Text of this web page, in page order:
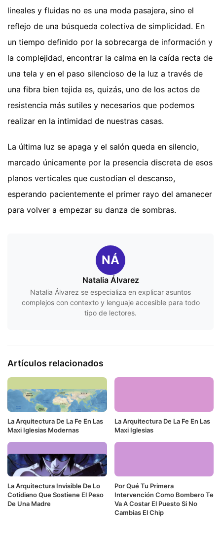
lineales y fluidas no es una moda pasajera, sino el
reflejo de una búsqueda colectiva de simplicidad. En
un tiempo definido por la sobrecarga de información y
la complejidad, encontrar la calma en la caída recta de
una tela y en el paso silencioso de la luz a través de
una fibra bien tejida es, quizás, uno de los actos de
resistencia más sutiles y necesarios que podemos
realizar en la intimidad de nuestras casas.
La última luz se apaga y el salón queda en silencio,
marcado únicamente por la presencia discreta de esos
planos verticales que custodian el descanso,
esperando pacientemente el primer rayo del amanecer
para volver a empezar su danza de sombras.
NÁ
Natalia Álvarez
Natalia Álvarez se especializa en explicar asuntos
complejos con contexto y lenguaje accesible para todo
tipo de lectores.
Artículos relacionados
La Arquitectura De La Fe En Las
Maxi Iglesias Modernas
La Arquitectura De La Fe En Las
Maxi Iglesias
La Arquitectura Invisible De Lo
Cotidiano Que Sostiene El Peso
De Una Madre
Por Qué Tu Primera
Intervención Como Bombero Te
Va A Costar El Puesto Si No
Cambias El Chip